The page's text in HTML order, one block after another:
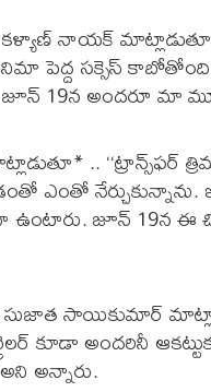
నాయక్ మాట్లాడుతూ*
పెద్ద సక్సెస్
జూన్ 19న అందరూ మా
.. ‘‘ట్రాన్స్‌ఫర్
ఎంతో
జూన్ 19న ఈ
సాయికుమార్
ట్రైలర్ కూడా అందరినీ
అన్నారు.